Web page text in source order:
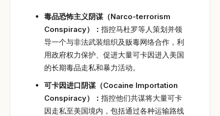
毒品恐怖主义阴谋（Narco-terrorism
Conspiracy）： 指控马杜罗等人策划并领
导一个与非法武装组织及贩毒网络合作，利
用政府权力保护、促进大量可卡因进入美国
的长期毒品走私和暴力活动。
可卡因进口阴谋（Cocaine Importation
Conspiracy）： 指控他们共谋将大量可卡
因走私至美国境内，包括通过各种运输路线